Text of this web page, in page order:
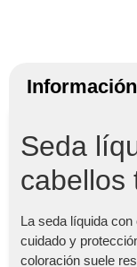
Seda
cabellos
La seda líquida
cuidado y
coloración suele